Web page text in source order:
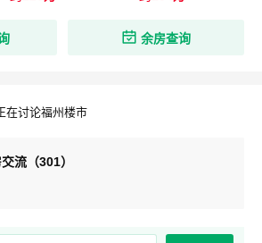
余房查询
在讨论福州楼市
流（301）